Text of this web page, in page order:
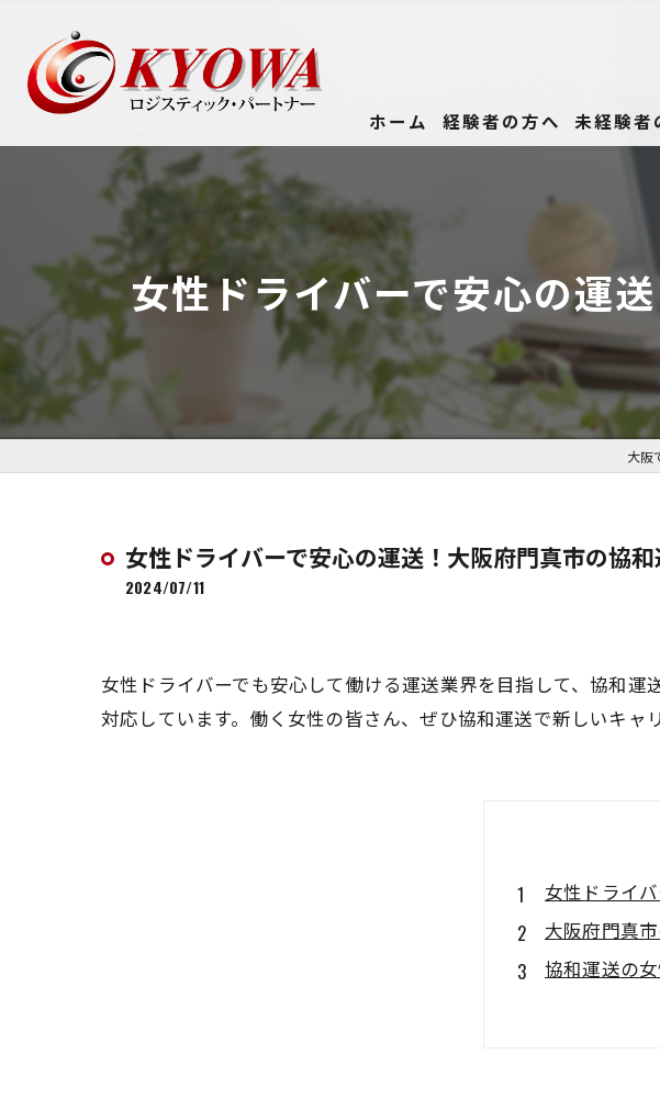
ホーム 経験者の方へ 未経験者
女性ドライバーで安心の運
大阪
女性ドライバーで安心の運送！大阪府門真市の協和
2024/07/11
女性ドライバーでも安心して働ける運送業界を目指して、協和
対応しています。働く女性の皆さん、ぜひ協和運送で新しいキャ
女性ドライ
大阪府門真
協和運送の
女性ドライ